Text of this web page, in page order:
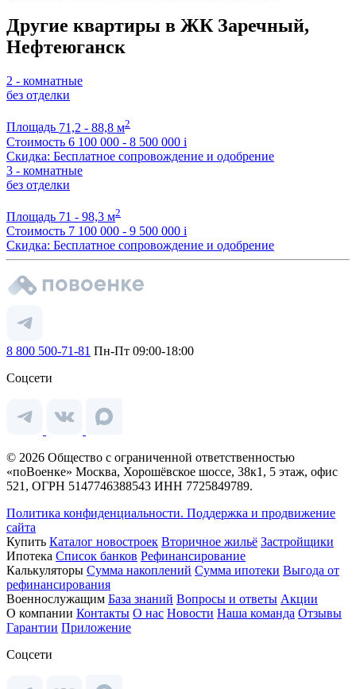
Другие квартиры в ЖК Заречный,
Нефтеюганск
2 - комнатные
без отделки
Площадь 71,2 - 88,8 м2
Стоимость 6 100 000 - 8 500 000 i
Скидка: Бесплатное сопровождение и одобрение
3 - комнатные
без отделки
Площадь 71 - 98,3 м2
Стоимость 7 100 000 - 9 500 000 i
Скидка: Бесплатное сопровождение и одобрение
8 800 500-71-81 Пн-Пт 09:00-18:00
Соцсети
© 2026 Общество с ограниченной ответственностью
«поВоенке» Москва, Хорошёвское шоссе, 38к1, 5 этаж, офис
521, ОГРН 5147746388543 ИНН 7725849789.
Политика конфиденциальности. Поддержка и продвижение
сайта
Купить Каталог новостроек Вторичное жильё Застройщики
Ипотека Список банков Рефинансирование
Калькуляторы Сумма накоплений Сумма ипотеки Выгода от
рефинансирования
Военнослужащим База знаний Вопросы и ответы Акции
О компании Контакты О нас Новости Наша команда Отзывы
Гарантии Приложение
Соцсети